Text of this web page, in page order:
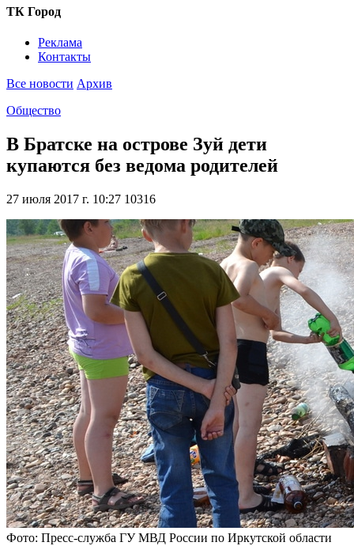
ТК Город
Реклама
Контакты
Все новости Архив
Общество
В Братске на острове Зуй дети
купаются без ведома родителей
27 июля 2017 г. 10:27 10316
Фото: Пресс-служба ГУ МВД России по Иркутской области